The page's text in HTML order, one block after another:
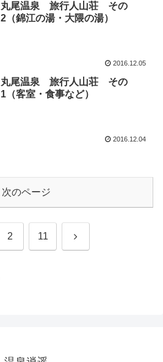
丸尾温泉 旅行人山荘 その
2（錦江の湯・大隈の湯）
2016.12.05
丸尾温泉 旅行人山荘 その
1（客室・食事など）
2016.12.04
次のページ
2 11 次